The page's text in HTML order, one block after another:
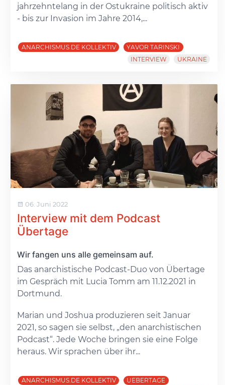
jahrzehntelang in der Ostukraine politisch aktiv
- bis zur Invasion im Jahre 2014,...
ANARCHISMUS.DE KOLLEKTIV
YAVOR TARINSKI
INTERVIEW
UKRAINE
06. Juni 2022
Interview mit dem Podcast
Übertage
Wir fangen uns alle gemeinsam auf.
Das anarchistische Podcast-Duo von Übertage
im Gespräch mit Lucia Tomm am 11.12.2021 in
Dortmund.
Marian und Joshua produzieren seit Januar
2021, so sagen sie selbst, „den anarchistischen
Podcast“. Jede Woche bringen sie eine Folge
heraus. Wir sprachen über ihr...
ANARCHISMUS.DE KOLLEKTIV
UEBERTAGE